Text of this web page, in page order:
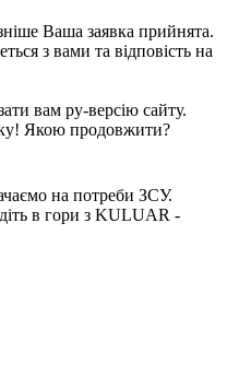
Ваша заявка прийнята.
з вами та відповість на
вам ру-версію сайту.
Якою продовжити?
на потреби ЗСУ.
в гори з KULUAR -